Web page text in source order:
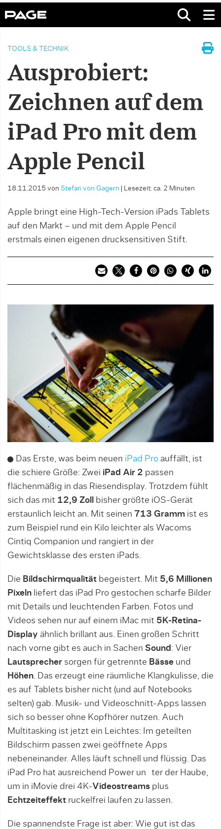
TOOLS & TECHNIK
Ausprobiert:
Zeichnen auf dem
iPad Pro mit dem
Apple Pencil
18.11.2015 von Stefan von Gagern Lesezeit: ca. 2 Minuten
Apple bringt eine High-Tech-Version iPads Tablets
auf den Markt – und mit dem Apple Pencil
erstmals einen eigenen drucksensitiven Stift.
Das Erste, was beim neuen iPad Pro auffällt, ist
die schiere Größe: Zwei iPad Air 2 passen
flächenmäßig in das Riesendisplay. Trotzdem fühlt
sich das mit 12,9 Zoll
bisher größte iOS-Gerät
erstaunlich leicht an. Mit seinen 713 Gramm ist es
zum Beispiel rund ein Kilo leichter als Wacoms
Cintiq Companion und rangiert in der
Gewichtsklasse des ersten iPads.
Die Bildschirmqualität begeistert. Mit 5,6 Millionen
Pixeln liefert das iPad Pro gestochen scharfe Bilder
mit Details und leuchtenden Farben. Fotos und
Videos sehen nur auf einem iMac mit 5K-Retina-
Display ähnlich brillant aus. Einen großen Schritt
nach vorne gibt es auch in Sachen Sound : Vier
Lautsprecher sorgen für getrennte Bässe und
Höhen. Das erzeugt eine räumliche Klangkulisse, die
es auf Tablets bisher nicht (und auf Notebooks
selten) gab. Musik- und Videoschnitt-Apps lassen
sich so besser ohne Kopfhörer nutzen. Auch
Multitasking ist jetzt ein Leichtes: Im geteilten
Bildschirm passen zwei geöffnete Apps
nebeneinander. Alles läuft schnell und flüssig. Das
iPad Pro hat ausreichend Power un ter der Haube,
um in iMovie drei 4K-Videostreams plus
Echtzeiteffekt ruckelfrei laufen zu lassen.
Die spannendste Frage ist aber: Wie gut ist das